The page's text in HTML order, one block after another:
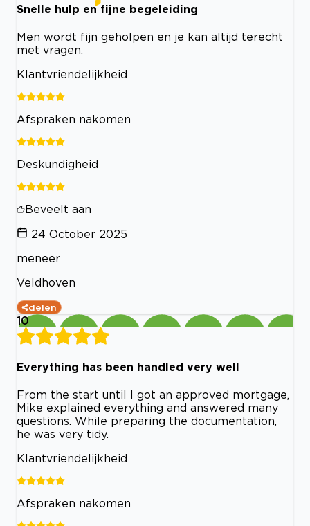
Snelle hulp en fijne begeleiding
Men wordt fijn geholpen en je kan altijd terecht
met vragen.
Klantvriendelijkheid
Afspraken nakomen
Deskundigheid
Beveelt aan
24 October 2025
meneer
Veldhoven
delen
10
Everything has been handled very well
From the start until I got an approved mortgage,
Mike explained everything and answered many
questions. While preparing the documentation,
he was very tidy.
Klantvriendelijkheid
Afspraken nakomen